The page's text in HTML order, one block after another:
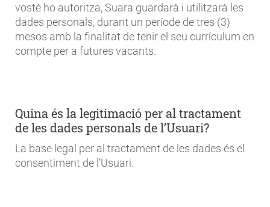
vostè ho autoritza, Suara guardarà i utilitzarà les
dades personals, durant un període de tres (3)
mesos amb la finalitat de tenir el seu currículum en
compte per a futures vacants.
Quina és la legitimació per al tractament
de les dades personals de l’Usuari?
La base legal per al tractament de les dades és el
consentiment de l’Usuari.